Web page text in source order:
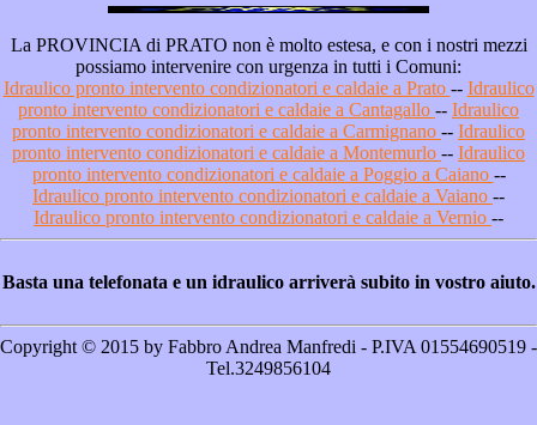
La PROVINCIA di PRATO non è molto estesa, e con i nostri mezzi
possiamo intervenire con urgenza in tutti i Comuni:
Idraulico pronto intervento condizionatori e caldaie a Prato -- Idraulico
pronto intervento condizionatori e caldaie a Cantagallo -- Idraulico
pronto intervento condizionatori e caldaie a Carmignano -- Idraulico
pronto intervento condizionatori e caldaie a Montemurlo -- Idraulico
pronto intervento condizionatori e caldaie a Poggio a Caiano --
Idraulico pronto intervento condizionatori e caldaie a Vaiano --
Idraulico pronto intervento condizionatori e caldaie a Vernio --
Basta una telefonata e un idraulico arriverà subito in vostro aiuto.
Copyright © 2015 by Fabbro Andrea Manfredi - P.IVA 01554690519 -
Tel.3249856104